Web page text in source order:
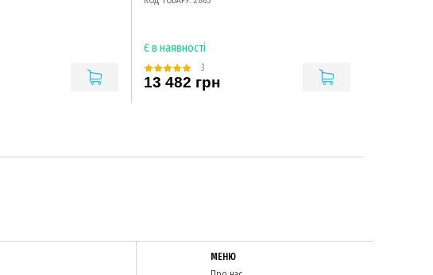
Є в наявності
3
13 482 грн
МЕНЮ